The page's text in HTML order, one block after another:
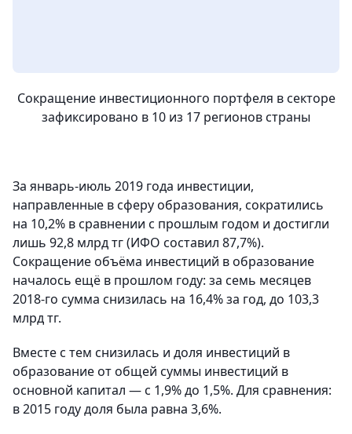
Сокращение инвестиционного портфеля в секторе
зафиксировано в 10 из 17 регионов страны
За январь-июль 2019 года инвестиции,
направленные в сферу образования, сократились
на 10,2% в сравнении с прошлым годом и достигли
лишь 92,8 млрд тг (ИФО составил 87,7%).
Сокращение объёма инвестиций в образование
началось ещё в прошлом году: за семь месяцев
2018-го сумма снизилась на 16,4% за год, до 103,3
млрд тг.
Вместе с тем снизилась и доля инвестиций в
образование от общей суммы инвестиций в
основной капитал — с 1,9% до 1,5%. Для сравнения:
в 2015 году доля была равна 3,6%.